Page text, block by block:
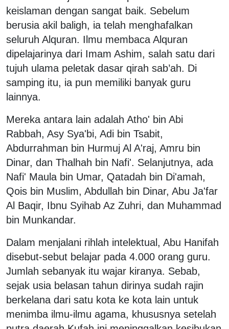
keislaman dengan sangat baik. Sebelum
berusia akil baligh, ia telah menghafalkan
seluruh Alquran. Ilmu membaca Alquran
dipelajarinya dari Imam Ashim, salah satu dari
tujuh ulama peletak dasar qirah sab’ah. Di
samping itu, ia pun memiliki banyak guru
lainnya.
Mereka antara lain adalah Atho' bin Abi
Rabbah, Asy Sya'bi, Adi bin Tsabit,
Abdurrahman bin Hurmuj Al A'raj, Amru bin
Dinar, dan Thalhah bin Nafi'. Selanjutnya, ada
Nafi' Maula bin Umar, Qatadah bin Di'amah,
Qois bin Muslim, Abdullah bin Dinar, Abu Ja'far
Al Baqir, Ibnu Syihab Az Zuhri, dan Muhammad
bin Munkandar.
Dalam menjalani rihlah intelektual, Abu Hanifah
disebut-sebut belajar pada 4.000 orang guru.
Jumlah sebanyak itu wajar kiranya. Sebab,
sejak usia belasan tahun dirinya sudah rajin
berkelana dari satu kota ke kota lain untuk
menimba ilmu-ilmu agama, khususnya setelah